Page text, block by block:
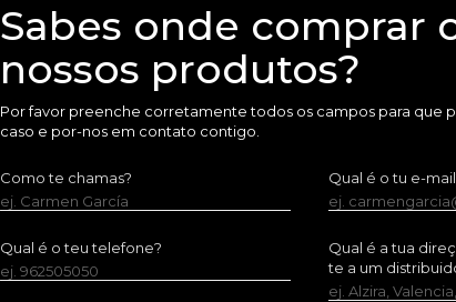
Sabes onde comprar
nossos produtos?
Por favor preenche corretamente todos os campos para que
caso e por-nos em contato contigo.
Como te chamas?
ej. Carmen García
Qual é o tu e-
ej.
Qual é o teu telefone?
ej. 962505050
Qual é a tua
te a um
ej. Alzira,